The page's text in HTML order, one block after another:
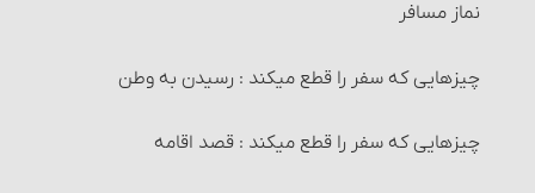
نماز مسافر
چیزهایی که سفر را قطع می‏کند : رسیدن به وطن
چیزهایی که سفر را قطع می‏کند : قصد اقامه